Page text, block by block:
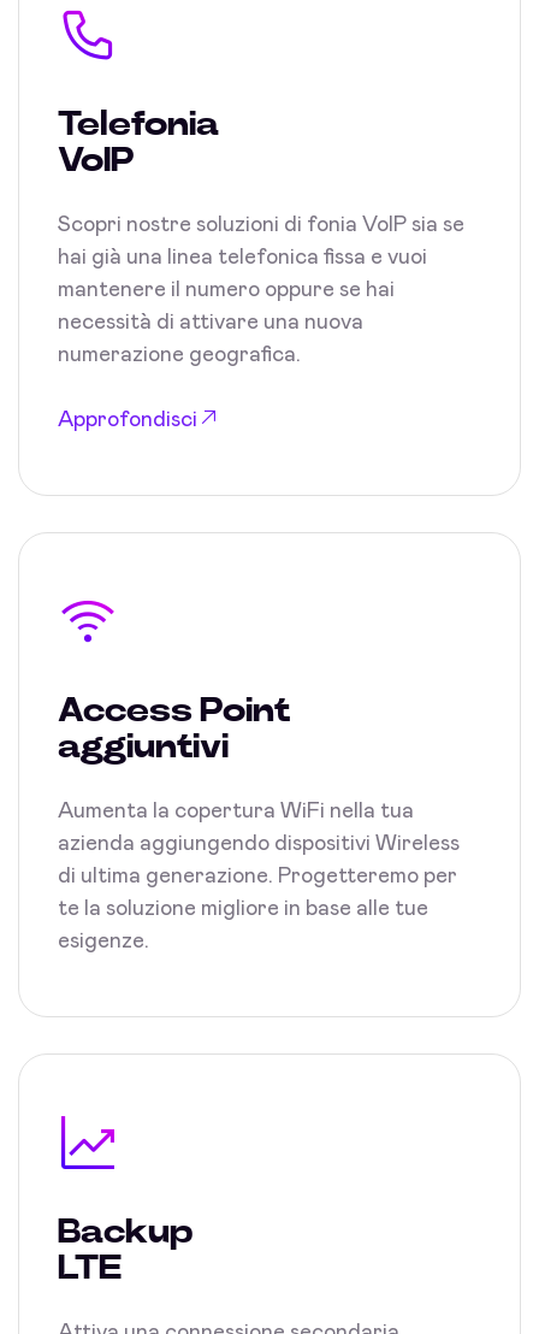
Telefonia
VoIP
Scopri nostre soluzioni di fonia VoIP sia se
hai già una linea telefonica fissa e vuoi
mantenere il numero oppure se hai
necessità di attivare una nuova
numerazione geografica.
Approfondisci
Access Point
aggiuntivi
Aumenta la copertura WiFi nella tua
azienda aggiungendo dispositivi Wireless
di ultima generazione. Progetteremo per
te la soluzione migliore in base alle tue
esigenze.
Backup
LTE